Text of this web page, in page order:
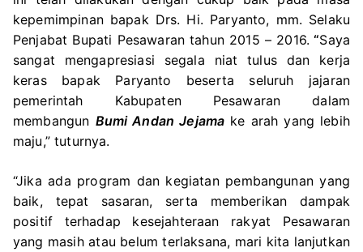
kepemimpinan bapak Drs. Hi. Paryanto, mm. Selaku
Penjabat Bupati Pesawaran tahun 2015 – 2016. “Saya
sangat mengapresiasi segala niat tulus dan kerja
keras bapak Paryanto beserta seluruh jajaran
pemerintah Kabupaten Pesawaran dalam
membangun Bumi Andan Jejama ke arah yang lebih
maju,” tuturnya.
“Jika ada program dan kegiatan pembangunan yang
baik, tepat sasaran, serta memberikan dampak
positif terhadap kesejahteraan rakyat Pesawaran
yang masih atau belum terlaksana, mari kita lanjutkan